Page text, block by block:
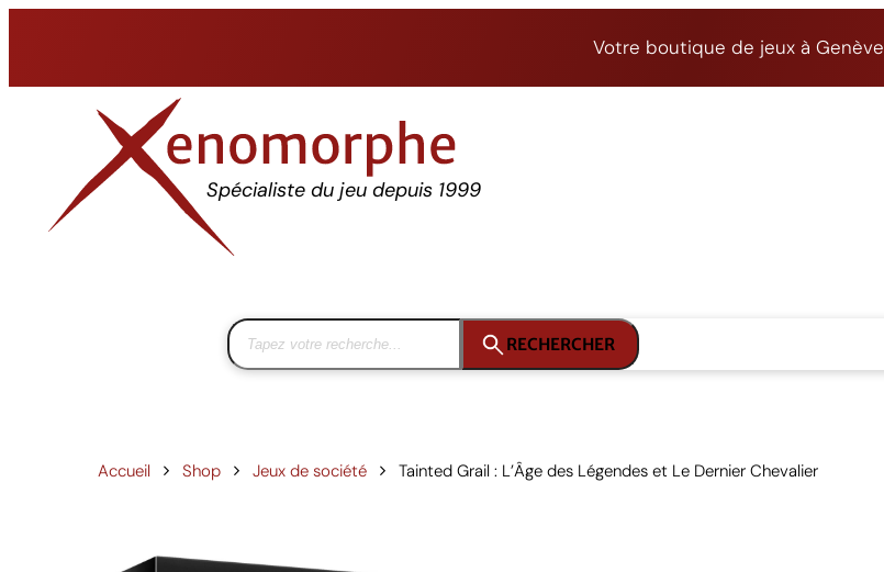
Votre boutique de jeux à Genève
Spécialiste du jeu depuis 1999
RECHERCHER
Accueil Shop Jeux de société Tainted Grail : L’Âge des Légendes et Le Dernier Chevalier